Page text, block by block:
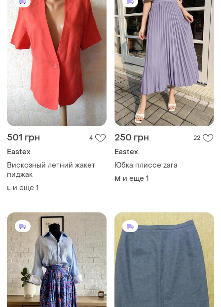
501 грн 4
Eastex
Вискозный летний жакет
пиджак
L и еще 1
250 грн 22
Eastex
Юбка плиссе zara
M и еще 1